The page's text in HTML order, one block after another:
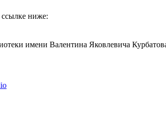
ссылке ниже:
имени Валентина Яковлевича